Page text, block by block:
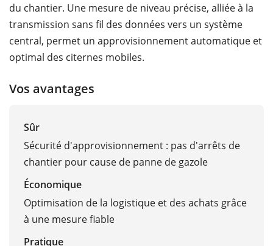
du chantier. Une mesure de niveau précise, alliée à la
transmission sans fil des données vers un système
central, permet un approvisionnement automatique et
optimal des citernes mobiles.
Vos avantages
Sûr
Sécurité d'approvisionnement : pas d'arrêts de
chantier pour cause de panne de gazole
Économique
Optimisation de la logistique et des achats grâce
à une mesure fiable
Pratique